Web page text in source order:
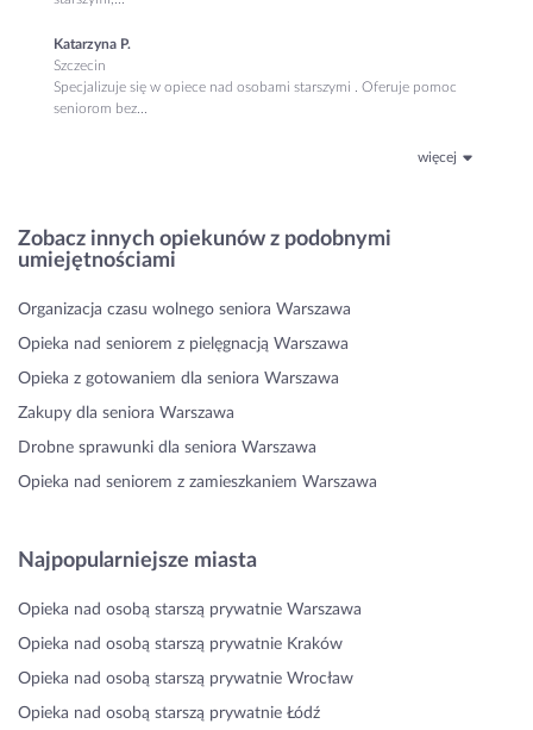
Katarzyna P.
Szczecin
Specjalizuje się w opiece nad osobami starszymi . Oferuje pomoc
seniorom bez...
więcej
Zobacz innych opiekunów z podobnymi
umiejętnościami
Organizacja czasu wolnego seniora Warszawa
Opieka nad seniorem z pielęgnacją Warszawa
Opieka z gotowaniem dla seniora Warszawa
Zakupy dla seniora Warszawa
Drobne sprawunki dla seniora Warszawa
Opieka nad seniorem z zamieszkaniem Warszawa
Najpopularniejsze miasta
Opieka nad osobą starszą prywatnie Warszawa
Opieka nad osobą starszą prywatnie Kraków
Opieka nad osobą starszą prywatnie Wrocław
Opieka nad osobą starszą prywatnie Łódź